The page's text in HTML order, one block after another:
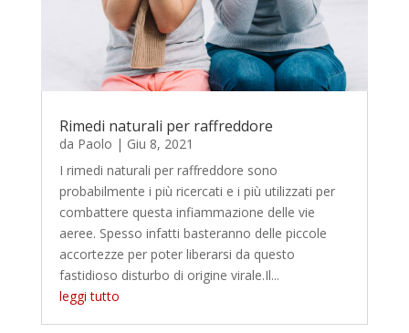
Rimedi naturali per raffreddore
da Paolo | Giu 8, 2021
I rimedi naturali per raffreddore sono
probabilmente i più ricercati e i più utilizzati per
combattere questa infiammazione delle vie
aeree. Spesso infatti basteranno delle piccole
accortezze per poter liberarsi da questo
fastidioso disturbo di origine virale.Il...
leggi tutto